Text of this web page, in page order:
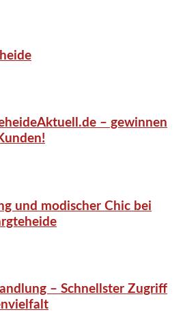
– gewinnen
und modischer Chic bei
– Schnellster Zugriff